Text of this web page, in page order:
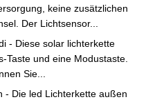
keine zusätzlichen
Der Lichtsensor...
- Diese solar lichterkette
Taste und eine Modustaste.
Sie...
- Die led Lichterkette außen